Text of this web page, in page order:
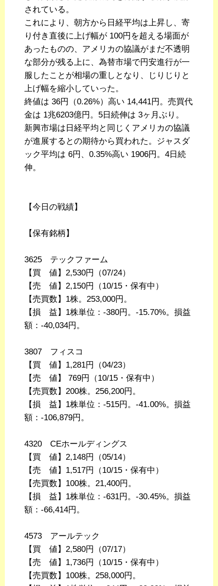
されている。
これにより、朝方から日経平均は上昇し、寄
り付き直後に上げ幅が 100円を超える場面が
あったものの、アメリカの協議がまだ不透明
な部分が残る上に、為替市場で円安進行が一
服したことが相場の重しとなり、じりじりと
上げ幅を縮小していった。
終値は 36円（0.26%）高い 14,441円。売買代
金は 1兆6203億円。5日続伸は 3ヶ月ぶり。
新興市場は日経平均と同じくアメリカの協議
が進展するとの期待から買われた。ジャスダ
ック平均は 6円、0.35%高い 1906円。4日続
伸。
【今日の戦績】
【保有銘柄】
3625 テックファーム
【買 値】2,530円（07/24）
【売 値】2,150円（10/15・保有中）
【売買数】1株。253,000円。
【損 益】1株単位：-380円。-15.70%。損益
額：-40,034円。
3807 フィスコ
【買 値】1,281円（04/23）
【売 値】 769円（10/15・保有中）
【売買数】200株。256,200円。
【損 益】1株単位：-515円。-41.00%。損益
額：-106,879円。
4320 CEホールディングス
【買 値】2,148円（05/14）
【売 値】1,517円（10/15・保有中）
【売買数】100株。21,400円。
【損 益】1株単位：-631円。-30.45%。損益
額：-66,414円。
4573 アールテック
【買 値】2,580円（07/17）
【売 値】1,736円（10/15・保有中）
【売買数】100株。258,000円。